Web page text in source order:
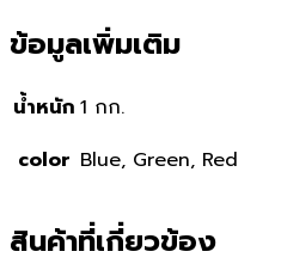
ข้อมูลเพิ่มเติม
น้ำหนัก 1 กก.
color Blue, Green, Red
สินค้าที่เกี่ยวข้อง